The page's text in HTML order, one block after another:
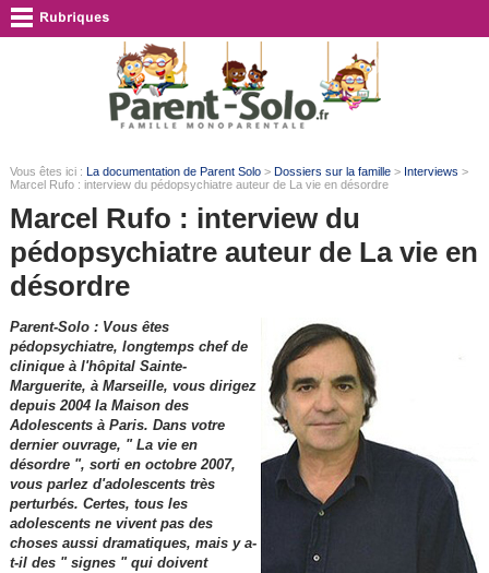
Vous êtes ici : La documentation de Parent Solo> Dossiers sur la famille> Interviews >
Marcel Rufo : interview du pédopsychiatre auteur de La vie en désordre
Marcel Rufo : interview du
pédopsychiatre auteur de La vie en
désordre
Parent-Solo : Vous êtes
pédopsychiatre, longtemps chef de
clinique à l'hôpital Sainte-
Marguerite, à Marseille, vous dirigez
depuis 2004 la Maison des
Adolescents à Paris. Dans votre
dernier ouvrage, " La vie en
désordre ", sorti en octobre 2007,
vous parlez d'adolescents très
perturbés. Certes, tous les
adolescents ne vivent pas des
choses aussi dramatiques, mais y a-
t-il des " signes " qui doivent